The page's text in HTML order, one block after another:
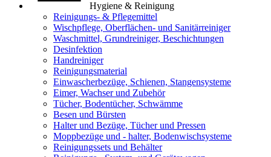
Hygiene & Reinigung
Reinigungs- & Pflegemittel
Wischpflege, Oberflächen- und Sanitärreiniger
Waschmittel, Grundreiniger, Beschichtungen
Desinfektion
Handreiniger
Reinigungsmaterial
Einwascherbezüge, Schienen, Stangensysteme
Eimer, Wachser und Zubehör
Tücher, Bodentücher, Schwämme
Besen und Bürsten
Halter und Bezüge, Tücher und Pressen
Moppbezüge und - halter, Bodenwischsysteme
Reinigungssets und Behälter